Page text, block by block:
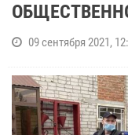
09 сентября 2021,